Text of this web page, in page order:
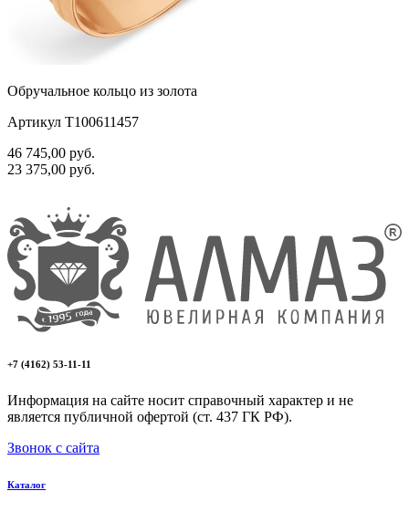
Обручальное кольцо из золота
Артикул Т100611457
46 745,00 руб.
23 375,00 руб.
+7 (4162) 53-11-11
Информация на сайте носит справочный характер и не
является публичной офертой (ст. 437 ГК РФ).
Звонок с сайта
Каталог